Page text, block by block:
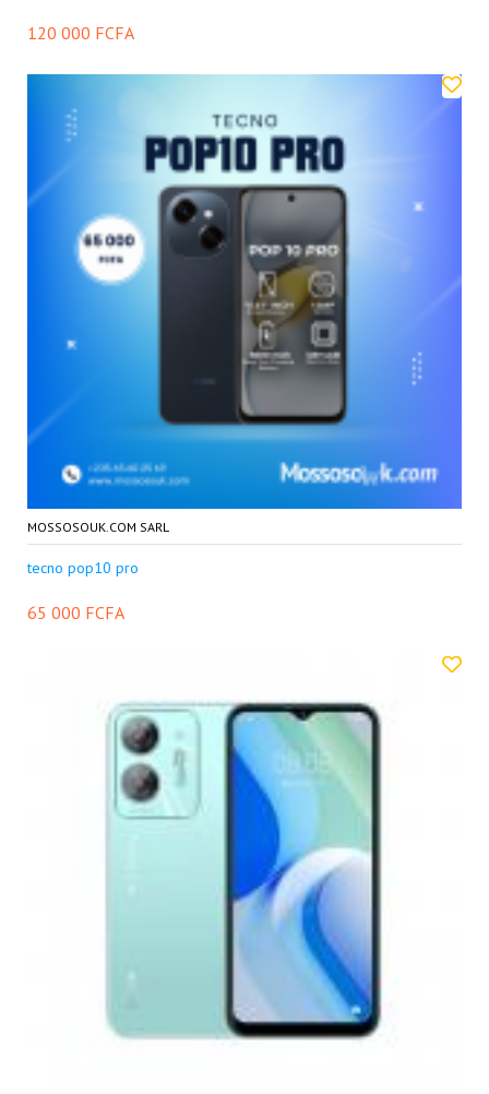
120 000 FCFA
MOSSOSOUK.COM SARL
tecno pop10 pro
65 000 FCFA